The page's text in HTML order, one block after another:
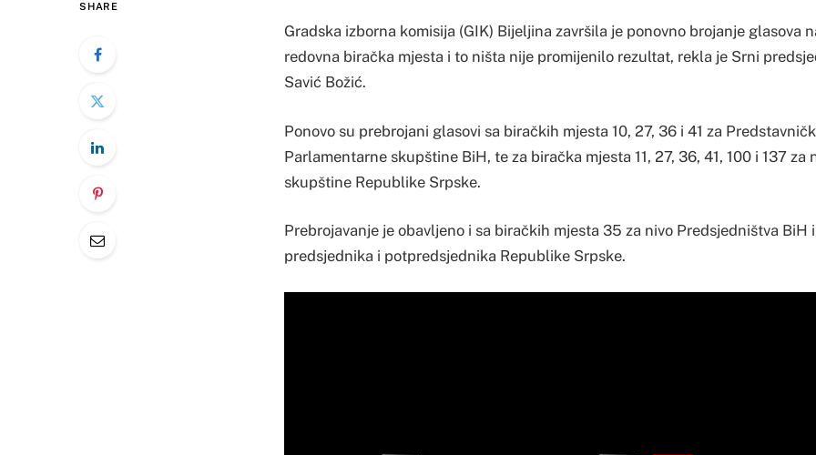
SHARE
Gradska izborna komisija (GIK) Bijeljina završila je ponovno brojanje glasova
redovna biračka mjesta i to ništa nije promijenilo rezultat, rekla je Srni
Savić Božić.
Ponovo su prebrojani glasovi sa biračkih mjesta 10, 27, 36 i 41 za
Parlamentarne skupštine BiH, te za biračka mjesta 11, 27, 36, 41, 100 i 137 za
skupštine Republike Srpske.
Prebrojavanje je obavljeno i sa biračkih mjesta 35 za nivo Predsjedništva BiH
predsjednika i potpredsjednika Republike Srpske.